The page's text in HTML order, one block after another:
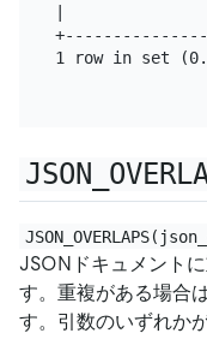
|
1 row in set
JSONドキュメント
す。重複がある場合
す。引数のいずれか